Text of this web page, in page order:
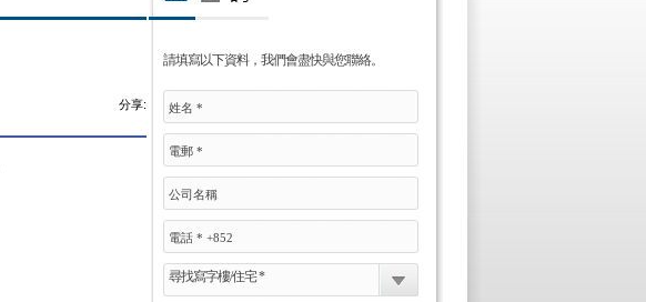
請填寫以下資料，我們會盡快與您聯絡。
尋找寫字樓/住宅 *
分享: